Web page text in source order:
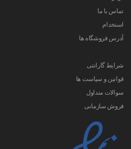
تماس با ما
استخدام
آدرس فروشگاه ها
شرایط گارانتی
قوانین و سیاست ها
سوالات متداول
فروش سازمانی